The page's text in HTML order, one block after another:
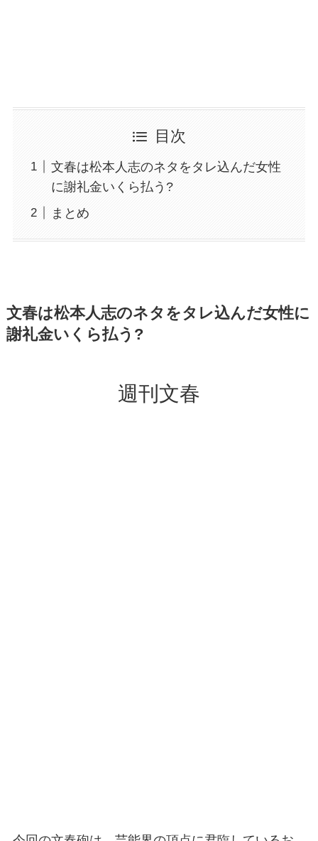
目次
文春は松本人志のネタをタレ込んだ女性
に謝礼金いくら払う?
まとめ
文春は松本人志のネタをタレ込んだ女性に
謝礼金いくら払う?
週刊文春